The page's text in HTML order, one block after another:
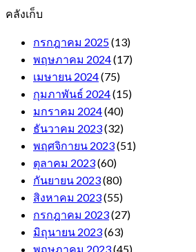
คลังเก็บ
กรกฎาคม 2025(13)
พฤษภาคม 2024(17)
เมษายน 2024(75)
กุมภาพันธ์ 2024(15)
มกราคม 2024(40)
ธันวาคม 2023(32)
พฤศจิกายน 2023(51)
ตุลาคม 2023(60)
กันยายน 2023(80)
สิงหาคม 2023(55)
กรกฎาคม 2023(27)
มิถุนายน 2023(63)
พฤษภาคม 2023(45)